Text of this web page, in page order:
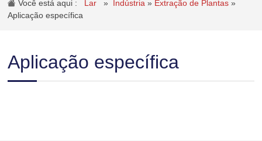
Você está aqui : Lar » Indústria» Extração de Plantas»
Aplicação específica
Aplicação específica